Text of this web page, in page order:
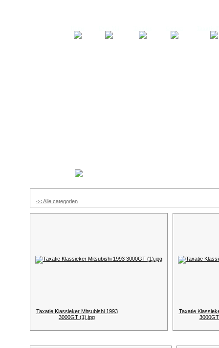
<< Alle categorien
Taxatie Klassieker Mitsubishi 1993
3000GT (1).jpg
Taxatie